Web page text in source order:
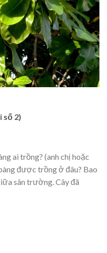
số 2)
ai trồng? (anh chị hoặc
được trồng ở đâu? Bao
sân trường. Cây đã